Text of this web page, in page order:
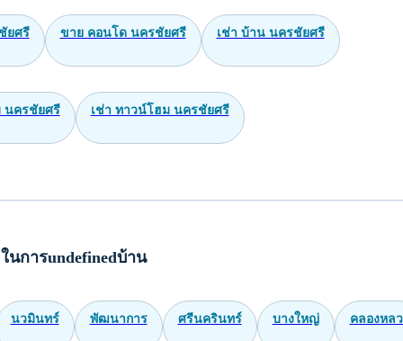
ยศรี ขาย คอนโด นครชัยศรี เช่า บ้าน นครชัยศรี
นครชัยศรี เช่า ทาวน์โฮม นครชัยศรี
นการundefinedบ้าน
นวมินทร์ พัฒนาการ ศรีนครินทร์ บางใหญ่ คลองหล